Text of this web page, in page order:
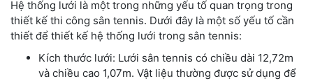
Hệ thống lưới là một trong những yếu tố quan trọng trong
thiết kế thi công sân tennis. Dưới đây là một số yếu tố cần
thiết để thiết kế hệ thống lưới trong sân tennis:
Kích thước lưới: Lưới sân tennis có chiều dài 12,72m
và chiều cao 1,07m. Vật liệu thường được sử dụng để